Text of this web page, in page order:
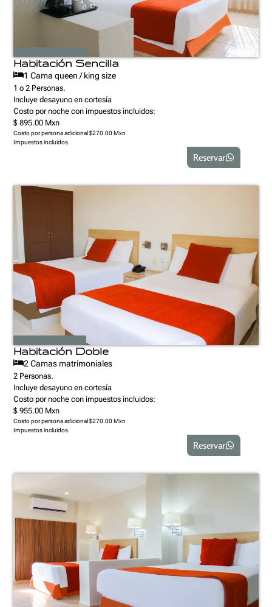
Habitación Sencilla
1 Cama queen / king size
1 o 2 Personas.
Incluye desayuno en cortesía
Costo por noche con impuestos incluidos:
$ 895.00 Mxn
Costo por persona adicional $270.00 Mxn
Impuestos incluidos.
Reservar
Habitación Doble
2 Camas matrimoniales
2 Personas.
Incluye desayuno en cortesía
Costo por noche con impuestos incluidos:
$ 955.00 Mxn
Costo por persona adicional $270.00 Mxn
Impuestos incluidos.
Reservar